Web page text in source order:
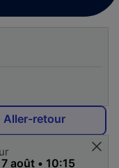
Aller-retour